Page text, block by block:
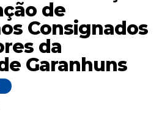
de
Consignados
da
Garanhuns